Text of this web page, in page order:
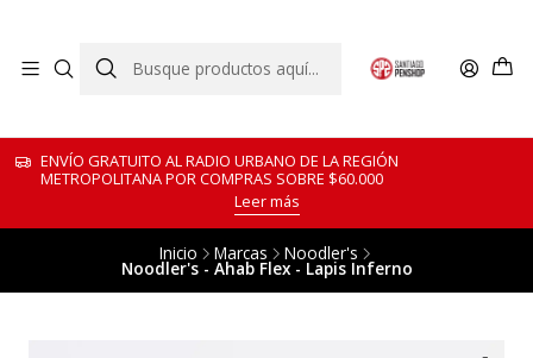
ENVÍO GRATUITO AL RADIO URBANO DE LA REGIÓN
METROPOLITANA POR COMPRAS SOBRE $60.000
Leer más
Inicio Marcas Noodler's
Noodler's - Ahab Flex - Lapis Inferno